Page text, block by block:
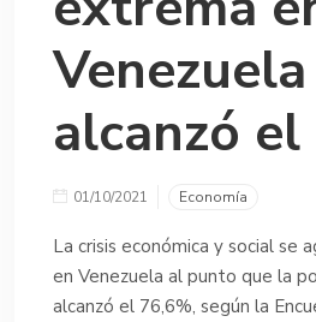
Venezuela
alcanzó
01/10/2021 Economía
La crisis económica y social se
en Venezuela al punto que la
alcanzó el 76,6%, según la